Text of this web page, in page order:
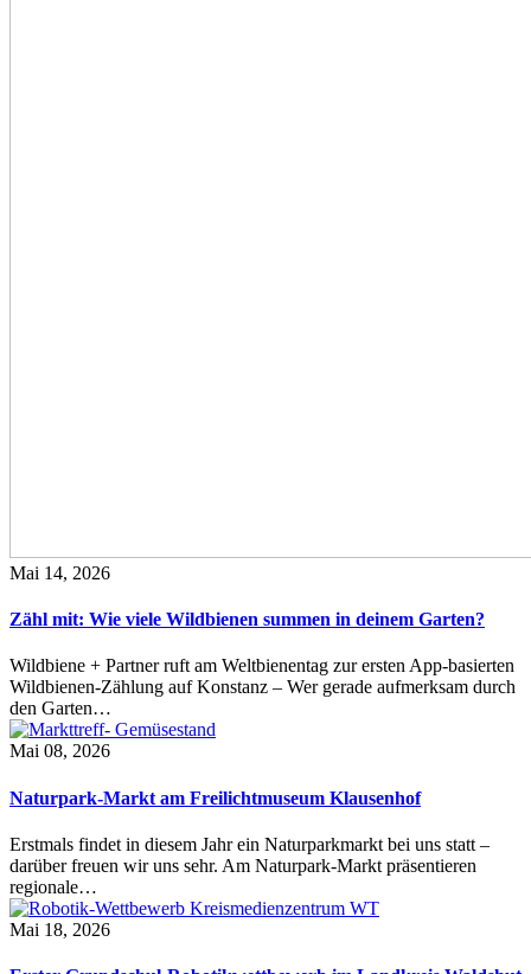
Mai 14, 2026
Zähl mit: Wie viele Wildbienen summen in deinem Garten?
Wildbiene + Partner ruft am Weltbienentag zur ersten App-basierten
Wildbienen-Zählung auf Konstanz – Wer gerade aufmerksam durch
den Garten…
Mai 08, 2026
Naturpark-Markt am Freilichtmuseum Klausenhof
Erstmals findet in diesem Jahr ein Naturparkmarkt bei uns statt –
darüber freuen wir uns sehr. Am Naturpark-Markt präsentieren
regionale…
Mai 18, 2026